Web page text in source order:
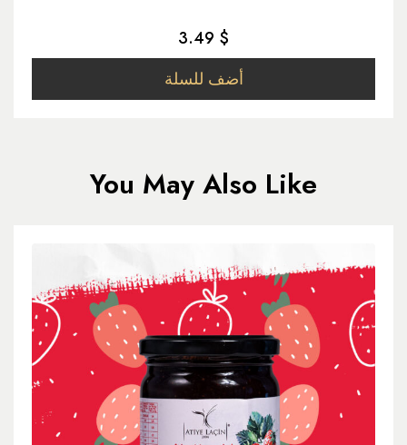
3.49 $
أضف للسلة
You May Also Like